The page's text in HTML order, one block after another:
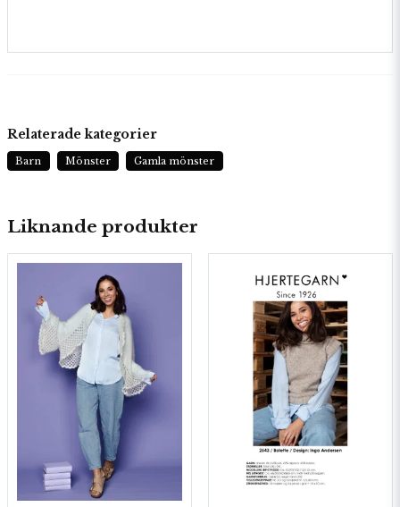
Liknande produkter
Relaterade kategorier
Barn Mönster Gamla mönster